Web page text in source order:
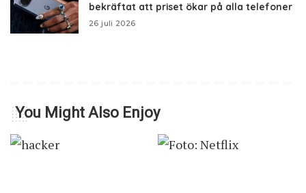
bekräftat att priset ökar på alla telefoner
26 juli 2026
You Might Also Enjoy